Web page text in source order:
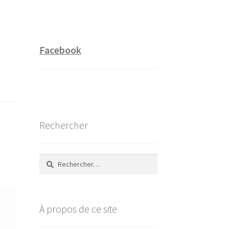
Facebook
Rechercher
Rechercher :
À propos de ce site